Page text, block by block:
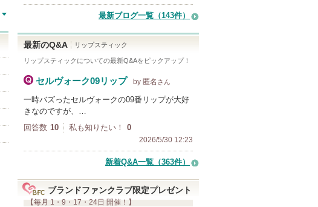
最新ブログ一覧（143件）
最新のQ&A リップスティック
リップスティック についての最新Q&Aをピックアップ！
セルヴォーク09リップ by 匿名 さん
一時バズったセルヴォークの09番リップが大好
きなのですが、…
回答数 10 私も知りたい！ 0
2026/5/30 12:23
新着Q&A一覧（363件）
ブランドファンクラブ限定プレゼント
【毎月 1・9・17・24日 開催！】